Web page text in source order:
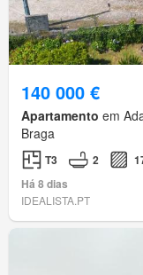
140 000 €
Apartamento em
Braga
T3 2
Há 8 dias
IDEALISTA.PT